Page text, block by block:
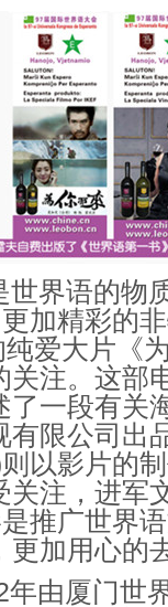
界语的物
更加精彩
爱大片《
关注。这部
了一段有关
有限公司出
以影片的
关注，进军
推广世界
加用心的
由厦门世